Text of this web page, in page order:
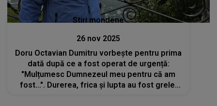
Stiri mondene
26 nov 2025
Doru Octavian Dumitru vorbește pentru prima
dată după ce a fost operat de urgență:
"Mulțumesc Dumnezeul meu pentru că am
fost...". Durerea, frica și lupta au fost grele,